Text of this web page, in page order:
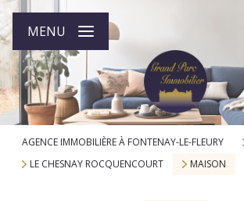
MENU
AGENCE IMMOBILIÈRE À FONTENAY-LE-FLEURY
LE CHESNAY ROCQUENCOURT
MAISON